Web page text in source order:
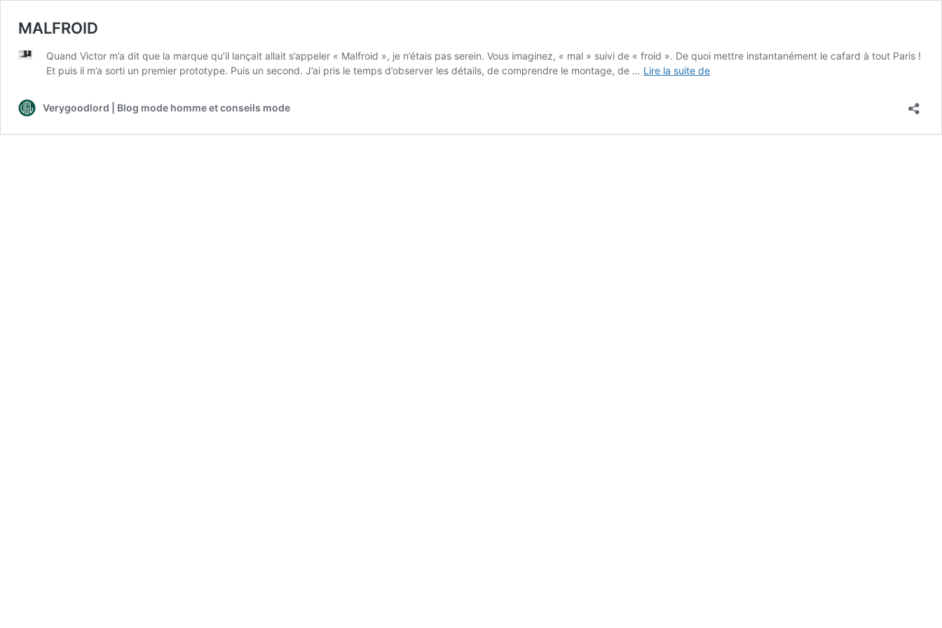
MALFROID
Quand Victor m’a dit que la marque qu’il lançait allait s’appeler « Malfroid », je n’étais pas serein. Vous imaginez, « mal » suivi de « froid ». De quoi mettre instantanément le cafard à tout Paris !
Et puis il m’a sorti un premier prototype. Puis un second. J’ai pris le temps d’observer les détails, de comprendre le montage, de … Lire la suite deMALFROID
Verygoodlord | Blog mode homme et conseils mode